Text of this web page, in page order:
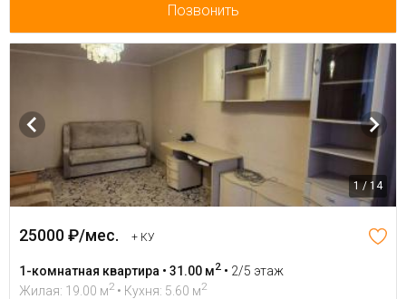
Позвонить
1 / 14
25000 ₽/мес. + КУ
1-комнатная квартира • 31.00 м2 • 2/5 этаж
Жилая: 19.00 м2 • Кухня: 5.60 м2